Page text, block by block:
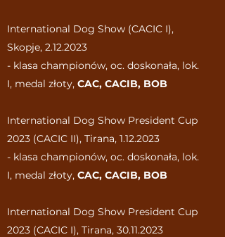
International Dog Show (CACIC I),
Skopje, 2.12.2023
- klasa championów, oc. doskonała, lok.
I, medal złoty, CAC, CACIB, BOB
International Dog Show President Cup
2023 (CACIC II), Tirana, 1.12.2023
- klasa championów, oc. doskonała, lok.
I, medal złoty, CAC, CACIB, BOB
International Dog Show President Cup
2023 (CACIC I), Tirana, 30.11.2023